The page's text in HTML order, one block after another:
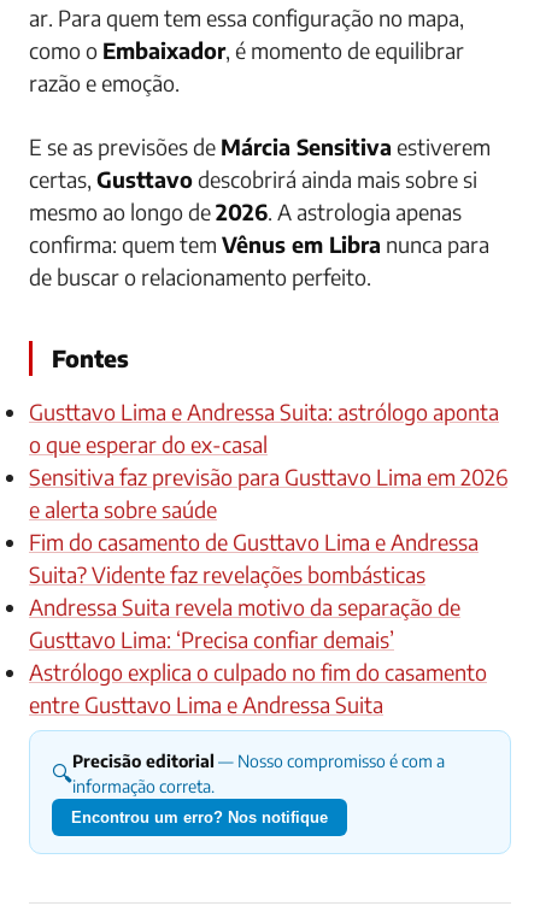
ar. Para quem tem essa configuração no mapa,
como o Embaixador, é momento de equilibrar
razão e emoção.
E se as previsões de Márcia Sensitiva estiverem
certas, Gusttavodescobrirá ainda mais sobre si
mesmo ao longo de2026. A astrologia apenas
confirma: quem tem Vênus em Libra nunca para
de buscar o relacionamento perfeito.
Fontes
Gusttavo Lima e Andressa Suita: astrólogo aponta
o que esperar do ex-casal
Sensitiva faz previsão para Gusttavo Lima em 2026
e alerta sobre saúde
Fim do casamento de Gusttavo Lima e Andressa
Suita? Vidente faz revelações bombásticas
Andressa Suita revela motivo da separação de
Gusttavo Lima: ‘Precisa confiar demais’
Astrólogo explica o culpado no fim do casamento
entre Gusttavo Lima e Andressa Suita
🔍Precisão editorial — Nosso compromisso é com a
informação correta.
Encontrou um erro? Nos notifique